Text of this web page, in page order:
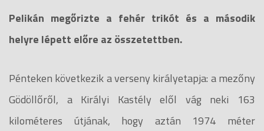
Pelikán megőrizte a fehér trikót és a második
helyre lépett előre az összetettben.
Pénteken következik a verseny királyetapja: a mezőny
Gödöllőről, a Királyi Kastély elől vág neki 163
kilométeres útjának, hogy aztán 1974 méter